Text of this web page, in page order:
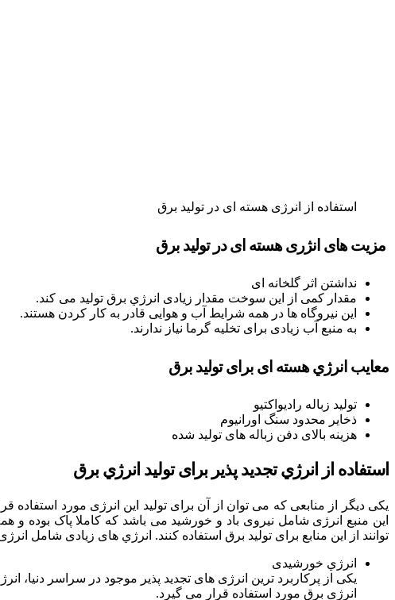
استفاده از انرژی هسته ای در تولید برق
مزیت های انژری هسته ای در تولید برق
نداشتن اثر گلخانه ای
مقدار کمی از این سوخت مقدار زیادی انرژي برق تولید می کند.
این نیروگاه ها در همه شرایط آب و هوایی قادر به کار کردن هستند.
به منبع آب زیادی برای تخلیه گرما نیاز ندارند.
معایب انرژي هسته ای برای تولید برق
تولید زباله رادیواکتیو
ذخایر محدود سنگ اورانیوم
هزینه بالای دفن زباله های تولید شده
استفاده از انرژي تجدید پذیر برای تولید انرژي برق
یکی دیگر از منابعی که می توان از آن برای تولید این انرژی مورد
این منبع انرژی شامل نیروی باد و خورشید می باشد که کاملا پاک بوده
توانند از این منابع برای تولید برق استفاده کنند. انرژي های زیادی شامل
انرژي خورشیدی
یکی از پرکاربرد ترین انرژی های تجدید پذیر موجود در سراسر
انرژی برق مورد استفاده قرار می گیرد.